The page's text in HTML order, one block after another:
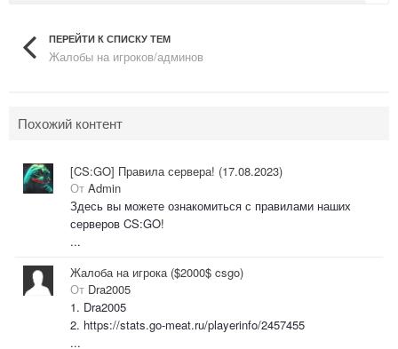
ПЕРЕЙТИ К СПИСКУ ТЕМ
Жалобы на игроков/админов
Похожий контент
[CS:GO] Правила сервера! (17.08.2023)
От Admin
Здесь вы можете ознакомиться с правилами наших
серверов CS:GO!
...
Жалоба на игрока ($2000$ csgo)
От Dra2005
1. Dra2005
2. https://stats.go-meat.ru/playerinfo/2457455
...